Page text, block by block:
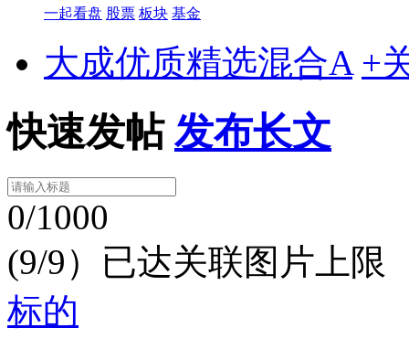
一起看盘 股票 板块 基金
大成优质精选混合A +
快速发帖 发布长文
0/1000
(9/9）已达关联图片上限
标的